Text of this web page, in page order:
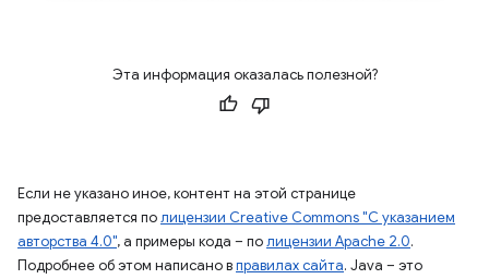
Эта информация оказалась полезной?
Если не указано иное, контент на этой странице
предоставляется полицензии Creative Commons "С указанием
авторства 4.0", а примеры кода – полицензии Apache 2.0.
Подробнее об этом написано вправилах сайта. Java – это